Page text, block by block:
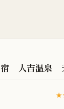
宿 人吉温泉